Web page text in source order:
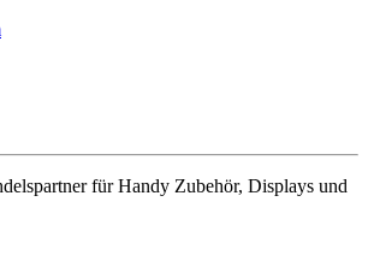
für Handy Zubehör, Displays und